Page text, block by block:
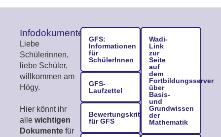
Infodokumente
Liebe
Schülerinnen,
liebe Schüler,
willkommen am
Högy.
Hier könnt ihr
alle wichtigen
Dokumente für
GFS:
Informationen
für
SchülerInnen
GFS-
Laufzettel
Bewertungskriterien
für GFS
Wadi-
Link
zur
Seite
auf
dem
Fortbildungsserver
über
Basis-
und
Grundwissen
der
Mathematik